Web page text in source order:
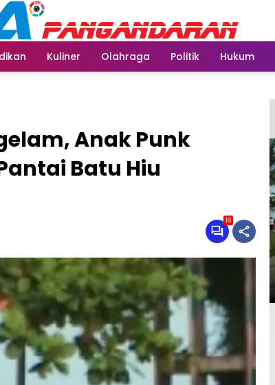
Kuliner Olahraga Politik Hukum
Anak Punk
Batu Hiu
18